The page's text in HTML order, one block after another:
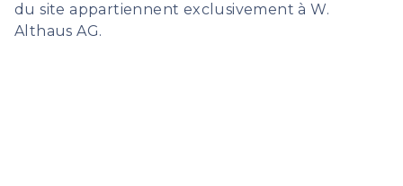
du site appartiennent exclusivement à W.
Althaus AG.